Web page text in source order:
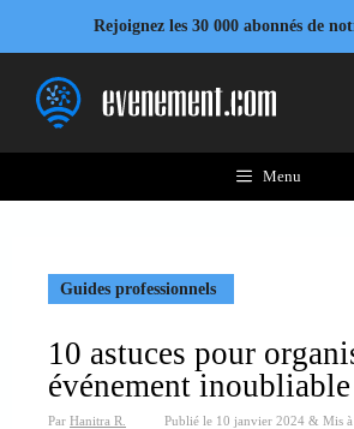
contenu
Rejoignez les 30 000 abonnés de
Menu
Guides professionnels
10 astuces pour
événement inoubliable
Par Hanitra R. Publié le 10 janvier 2024 & Mis